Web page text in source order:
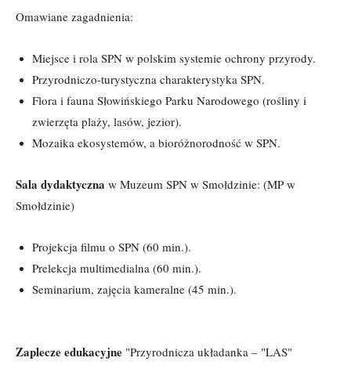
Omawiane zagadnienia:
Miejsce i rola SPN w polskim systemie ochrony przyrody.
Przyrodniczo-turystyczna charakterystyka SPN.
Flora i fauna Słowińskiego Parku Narodowego (rośliny i
zwierzęta plaży, lasów, jezior).
Mozaika ekosystemów, a bioróżnorodność w SPN.
Sala dydaktyczna w Muzeum SPN w Smołdzinie: (MP w
Smołdzinie)
Projekcja filmu o SPN (60 min.).
Prelekcja multimedialna (60 min.).
Seminarium, zajęcia kameralne (45 min.).
Zaplecze edukacyjne "Przyrodnicza układanka – "LAS"